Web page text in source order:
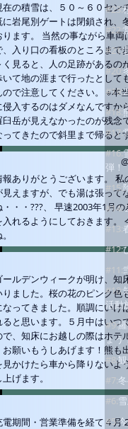
在の積雪は、５０～６０セン
に岩尾別ゲートは閉鎖され、
ります。 当然の事ながら車
、入り口の看板のところまで
く見ると、人の足跡があるの
いて地の涯まで行ったとして
ので注意してください。 ※本
侵入するのはダメなんですか
臼岳が見えなかったのが残念
ってきたので斜里まで帰ると
報ありがとうございます。
見えますが、でも湯は張って
・・・???、 早速2003年1月
入れるようにしておきます。
ールデンウィークが明け、知
りました。桜の花のピンク色
なってきました。順調にいけ
ると思います。５月中はいつ
で、知床にお越しの際はホテ
お願いもうしあげます！熊も
見かけたら車から降りないよ
げます。
電期間・営業準備を経て４月
#23:
#22:
#21:
#20:
#19:
#18:
#17:
#16:
弾！
#15:
#14:
#13:
#12:
#11:
#10:
活動
#9:
ょう
#8:
#7:
#6:
#5: